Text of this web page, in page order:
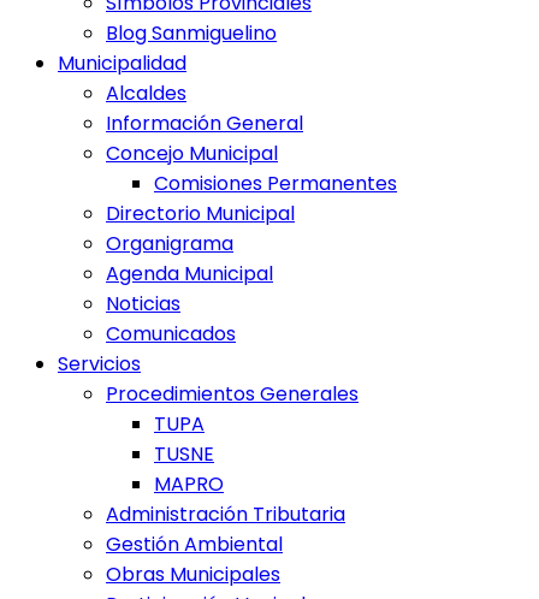
Blog Sanmiguelino
Municipalidad
Alcaldes
Información General
Concejo Municipal
Comisiones Permanentes
Directorio Municipal
Organigrama
Agenda Municipal
Noticias
Comunicados
Servicios
Procedimientos Generales
TUPA
TUSNE
MAPRO
Administración Tributaria
Gestión Ambiental
Obras Municipales